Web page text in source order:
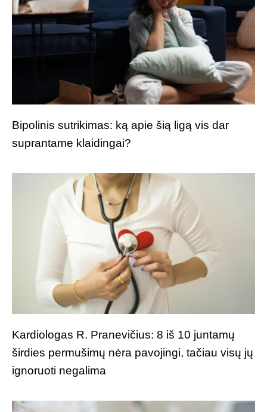
Bipolinis sutrikimas: ką apie šią ligą vis dar
suprantame klaidingai?
Kardiologas R. Pranevičius: 8 iš 10 juntamų
širdies permušimų nėra pavojingi, tačiau visų jų
ignoruoti negalima